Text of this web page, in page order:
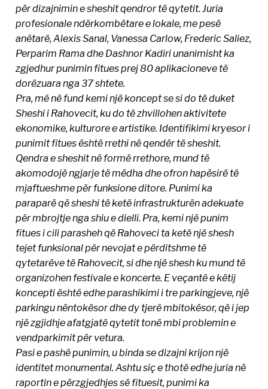
për dizajnimin e sheshit qendror të qytetit. Juria
profesionale ndërkombëtare e lokale, me pesë
anëtarë, Alexis Sanal, Vanessa Carlow, Frederic Saliez,
Perparim Rama dhe Dashnor Kadiri unanimisht ka
zgjedhur punimin fitues prej 80 aplikacioneve të
dorëzuara nga 37 shtete.
Pra, më në fund kemi një koncept se si do të duket
Sheshi i Rahovecit, ku do të zhvillohen aktivitete
ekonomike, kulturore e artistike. Identifikimi kryesor i
punimit fitues është rrethi në qendër të sheshit.
Qendra e sheshit në formë rrethore, mund të
akomodojë ngjarje të mëdha dhe ofron hapësirë të
mjaftueshme për funksione ditore. Punimi ka
paraparë që sheshi të ketë infrastrukturën adekuate
për mbrojtje nga shiu e dielli. Pra, kemi një punim
fitues i cili parasheh që Rahoveci ta ketë një shesh
tejet funksional për nevojat e përditshme të
qytetarëve të Rahovecit, si dhe një shesh ku mund të
organizohen festivale e koncerte. E veçantë e këtij
koncepti është edhe parashikimi i tre parkingjeve, një
parkingu nëntokësor dhe dy tjerë mbitokësor, që i jep
një zgjidhje afatgjatë qytetit tonë mbi problemin e
vendparkimit për vetura.
Pasi e pashë punimin, u binda se dizajni krijon një
identitet monumental. Ashtu siç e thotë edhe juria në
raportin e përzgjedhjes së fituesit, punimi ka